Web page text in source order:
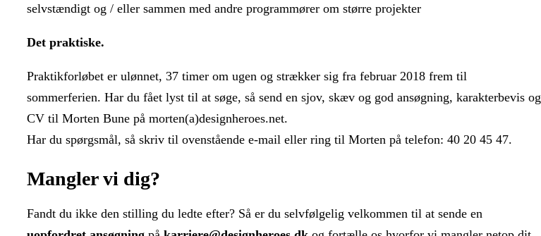
selvstændigt og / eller sammen med andre programmører om større projekter
Det praktiske.
Praktikforløbet er ulønnet, 37 timer om ugen og strækker sig fra februar 2018 frem til
sommerferien. Har du fået lyst til at søge, så send en sjov, skæv og god ansøgning, karakterbevis og
CV til Morten Bune på morten(a)designheroes.net.
Har du spørgsmål, så skriv til ovenstående e-mail eller ring til Morten på telefon: 40 20 45 47.
Mangler vi dig?
Fandt du ikke den stilling du ledte efter? Så er du selvfølgelig velkommen til at sende en